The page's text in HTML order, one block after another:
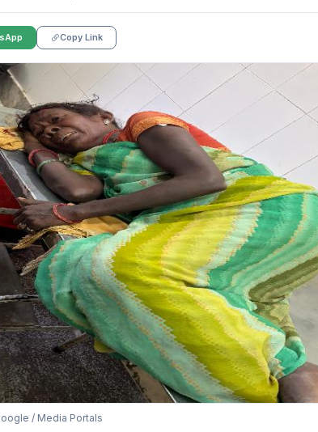
Copy Link
/ Media Portals